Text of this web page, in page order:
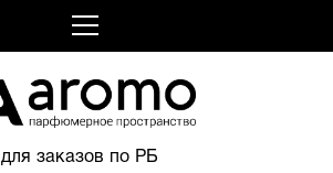
для заказов по РБ